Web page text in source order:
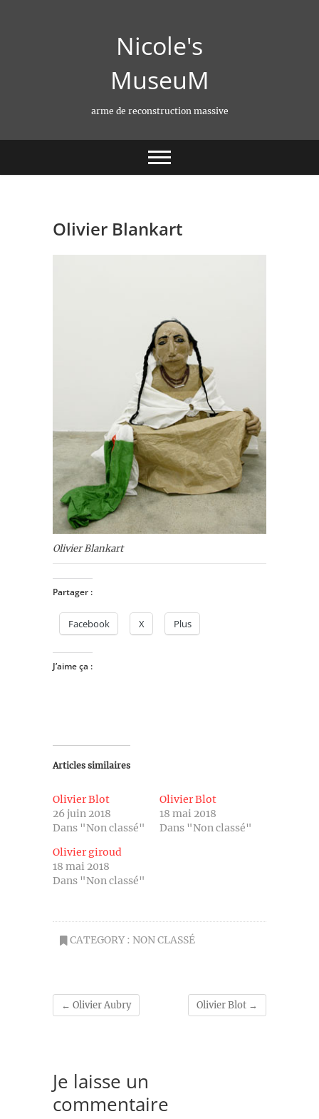
Nicole's
MuseuM
arme de reconstruction massive
Olivier Blankart
Olivier Blankart
Partager :
Facebook X Plus
J’aime ça :
Articles similaires
Olivier Blot
26 juin 2018
Dans "Non classé"
Olivier Blot
18 mai 2018
Dans "Non classé"
Olivier giroud
18 mai 2018
Dans "Non classé"
CATEGORY : NON CLASSÉ
← Olivier Aubry Olivier Blot →
Je laisse un
commentaire